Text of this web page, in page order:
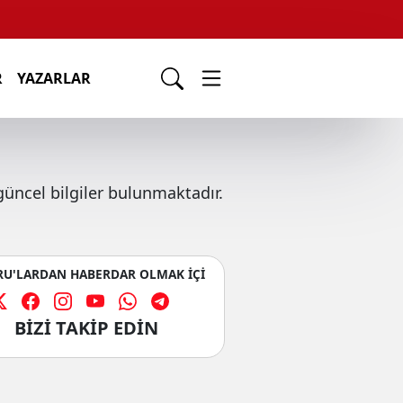
YAZARLAR
bilgiler bulunmaktadır.
HABERDAR OLMAK İÇİ
BİZİ TAKİP EDİN